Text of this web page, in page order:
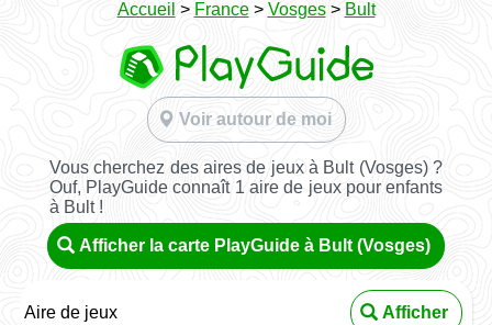
Accueil > France> Vosges> Bult
Voir autour de moi
Vous cherchez des aires de jeux à Bult (Vosges) ?
Ouf, PlayGuide connaît 1 aire de jeux pour enfants
à Bult !
Afficher la carte PlayGuide à Bult (Vosges)
Aire de jeux Afficher